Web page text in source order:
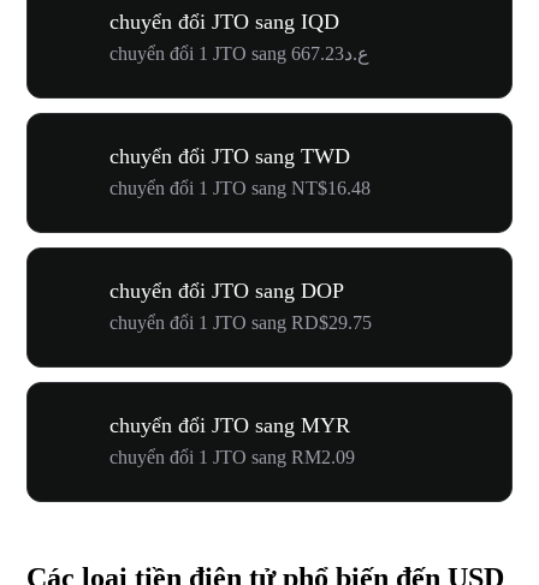
chuyển đổi JTO sang IQD
chuyển đổi 1 JTO sang ع.د667.23
chuyển đổi JTO sang TWD
chuyển đổi 1 JTO sang NT$16.48
chuyển đổi JTO sang DOP
chuyển đổi 1 JTO sang RD$29.75
chuyển đổi JTO sang MYR
chuyển đổi 1 JTO sang RM2.09
Các loại tiền điện tử phổ biến đến USD